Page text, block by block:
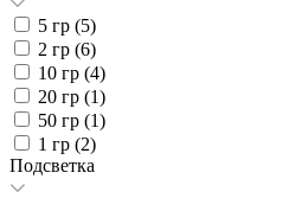
5 гр (5)
2 гр (6)
10 гр (4)
20 гр (1)
50 гр (1)
1 гр (2)
Подсветка